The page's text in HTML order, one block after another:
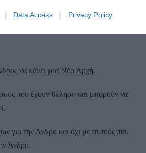
Data Access Privacy Policy
για τον τόπο μου δεν συνδέονται με
να κάνει μια Νέα Αρχή.
που έχουν θέληση και μπορούν να
για την Άνδρο και όχι με αυτούς που
Άνδρο.